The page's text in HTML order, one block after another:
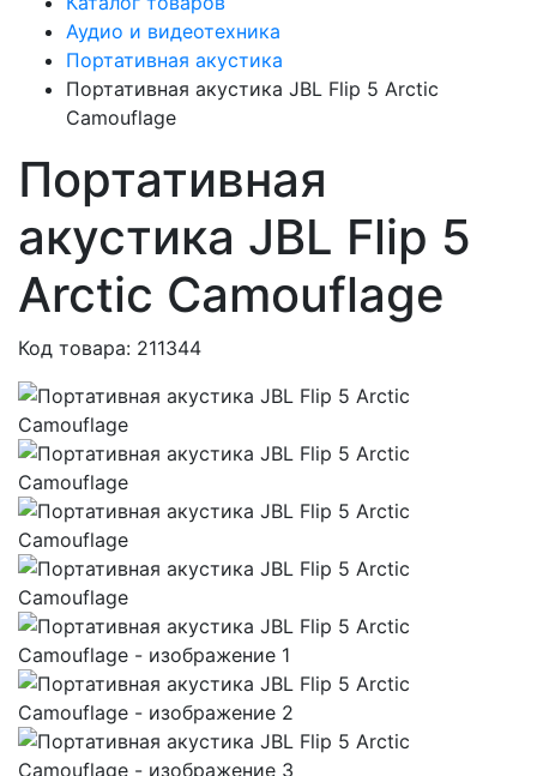
Аудио и видеотехника
Портативная акустика
Портативная акустика JBL Flip 5 Arctic
Сamouflage
Портативная
акустика JBL Flip 5
Arctic Сamouflage
Код товара: 211344